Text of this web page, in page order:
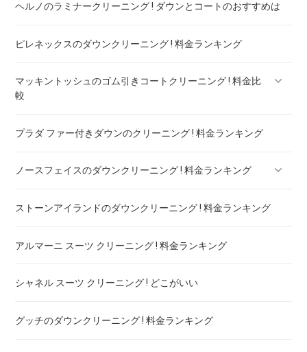
ヘルノのラミナークリーニング ! ダウンとコートのおすすめは
ピレネックスのダウンクリーニング ! 料金ランキング
マッキントッシュのゴム引きコートクリーニング ! 料金比
較
マッキントッシュフィロソフィー ボンディングコート クリー
プラダ ファー付きダウンのクリーニング ! 料金ランキング
ノースフェイスのダウンクリーニング ! 料金ランキング
ノースフェイスのダウンのリペア ! 料金ランキング
ストーンアイランドのダウンクリーニング ! 料金ランキング
アルマーニ スーツ クリーニング ! 料金ランキング
シャネル スーツ クリーニング ! どこがいい
グッチのダウンクリーニング ! 料金ランキング